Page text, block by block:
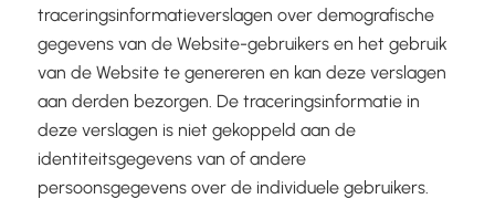
traceringsinformatieverslagen over demografische
gegevens van de Website-gebruikers en het gebruik
van de Website te genereren en kan deze verslagen
aan derden bezorgen. De traceringsinformatie in
deze verslagen is niet gekoppeld aan de
identiteitsgegevens van of andere
persoonsgegevens over de individuele gebruikers.